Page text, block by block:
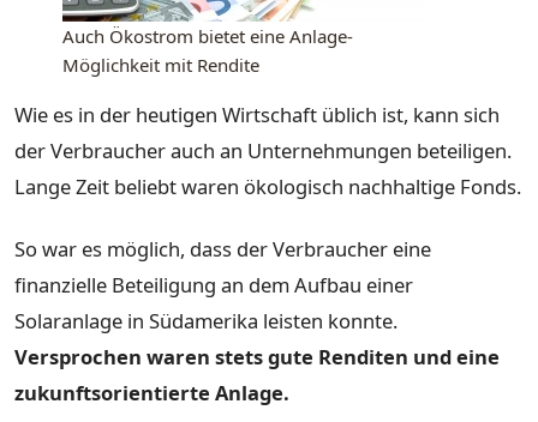
Auch Ökostrom bietet eine Anlage-
Möglichkeit mit Rendite
Wie es in der heutigen Wirtschaft üblich ist, kann sich
der Verbraucher auch an Unternehmungen beteiligen.
Lange Zeit beliebt waren ökologisch nachhaltige Fonds.
So war es möglich, dass der Verbraucher eine
finanzielle Beteiligung an dem Aufbau einer
Solaranlage in Südamerika leisten konnte.
Versprochen waren stets gute Renditen und eine
zukunftsorientierte Anlage.